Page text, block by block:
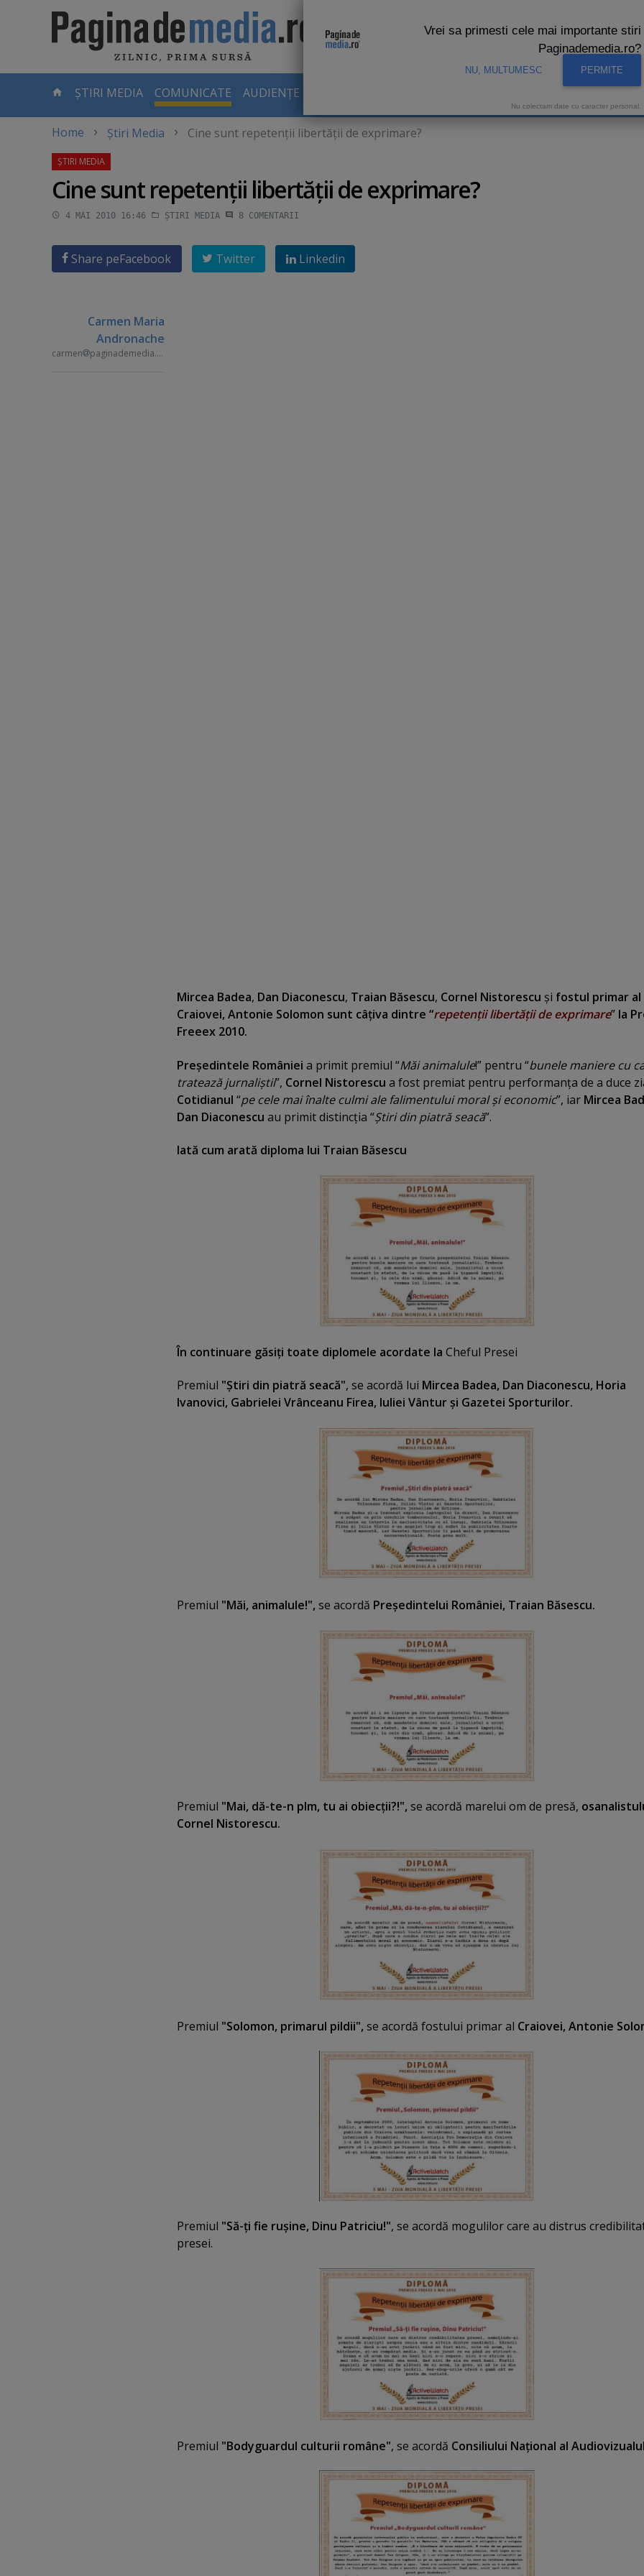
CURENTĂ
ȘTIRI MEDIA COMUNICATE AUDIENȚE TV
Home Știri Media Cine sunt repetenţii libertăţii de exprimare?
Cine sunt repetenţii libertăţii de exprimare?
4 MAI 2010 16:46 ȘTIRI MEDIA 8 COMENTARII
Share peFacebook Twitter Linkedin
Carmen Maria
Andronache
carmen paginademedia.ro
Mircea Badea, Dan Diaconescu, Traian Băsescu, Cornel Nistorescu şi fostul primar al
Craiovei, Antonie Solomon sunt câţiva dintre “repetenţii libertăţii de exprimare” la
Freeex 2010.
Preşedintele României a primit premiul “Măi animalule!” pentru “bunele maniere cu
tratează jurnaliştii”, Cornel Nistorescu a fost premiat pentru performanţa de a duce
Cotidianul “pe cele mai înalte culmi ale falimentului moral şi economic”, iar Mircea
Dan Diaconescu au primit distincţia “Ştiri din piatră seacă”.
Iată cum arată diploma lui Traian Băsescu
În continuare găsiţi toate diplomele acordate la Cheful Presei
Premiul "Ştiri din piatră seacă", se acordă lui Mircea Badea, Dan Diaconescu, Horia
Ivanovici, Gabrielei Vrânceanu Firea, Iuliei Vântur şi Gazetei Sporturilor.
Premiul "Măi, animalule!", se acordă Preşedintelui României, Traian Băsescu.
Premiul "Mai, dă-te-n plm, tu ai obiecţii?!", se acordă marelui om de presă,
Cornel Nistorescu.
Premiul "Solomon, primarul pildii", se acordă fostului primar al Craiovei, Antonie
Premiul "Să-ţi fie ruşine, Dinu Patriciu!", se acordă mogulilor care au distrus
presei.
Premiul "Bodyguardul culturii române", se acordă Consiliului Naţional al
Vrei sa primesti cele mai importante stiri
Paginademedia.ro?
NU, MULTUMESC PERMITE
Nu colectam date cu caracter personal.